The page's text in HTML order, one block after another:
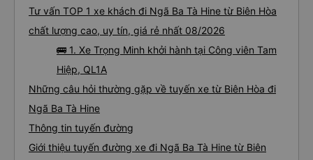
Tư vấn TOP 1 xe khách đi Ngã Ba Tà Hine từ Biên Hòa
chất lượng cao, uy tín, giá rẻ nhất 08/2026
🚌 1. Xe Trọng Minh khởi hành tại Công viên Tam
Hiệp, QL1A
Những câu hỏi thường gặp về tuyến xe từ Biên Hòa đi
Ngã Ba Tà Hine
Thông tin tuyến đường
Giới thiệu tuyến đường xe đi Ngã Ba Tà Hine từ Biên